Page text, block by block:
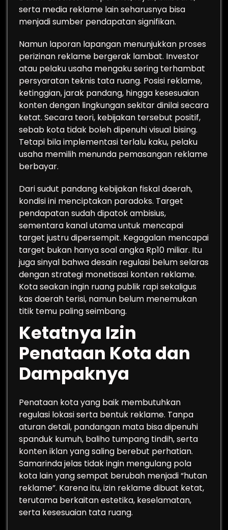
serta media reklame lain seharusnya bisa
menjadi sumber pendapatan signifikan.
Namun laporan lapangan menunjukkan proses
perizinan reklame bergerak lambat. Investor
atau pelaku usaha mengaku sering terhambat
persyaratan teknis tata ruang. Posisi reklame,
ketinggian, jarak pandang, hingga kesesuaian
konten dengan lingkungan sekitar dinilai secara
ketat. Secara teori, kebijakan tersebut positif,
sebab kota tidak boleh dipenuhi visual bising.
Tetapi bila implementasi terlalu kaku, pelaku
usaha memilih menunda pemasangan reklame
berbayar.
Dari sudut pandang kebijakan fiskal daerah,
kondisi ini menciptakan paradoks. Target
pendapatan sudah dipatok ambisius,
sementara kanal utama untuk mencapai
target justru dipersempit. Kegagalan mencapai
target bukan hanya soal angka Rp10 miliar. Itu
juga sinyal bahwa desain regulasi belum selaras
dengan strategi monetisasi konten reklame.
Kota seakan ingin ruang publik rapi sekaligus
kas daerah terisi, namun belum menemukan
titik temu paling seimbang.
Ketatnya Izin
Penataan Kota dan
Dampaknya
Penataan kota yang baik membutuhkan
regulasi lokasi serta bentuk reklame. Tanpa
aturan detail, pandangan mata bisa dipenuhi
spanduk kumuh, baliho tumpang tindih, serta
konten iklan yang saling berebut perhatian.
Samarinda jelas tidak ingin mengulang pola
kota lain yang sempat berubah menjadi “hutan
reklame”. Karena itu, izin reklame dibuat ketat,
terutama berkaitan estetika, keselamatan,
serta kesesuaian tata ruang.